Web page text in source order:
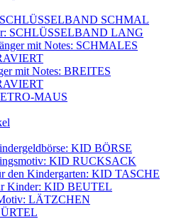
SCHLÜSSELBAND SCHMAL
SCHLÜSSELBAND LANG
mit Notes: SCHMALES
mit Notes: BREITES
MAUS
KID BÖRSE
KID RUCKSACK
den Kindergarten: KID TASCHE
Kinder: KID BEUTEL
LÄTZCHEN